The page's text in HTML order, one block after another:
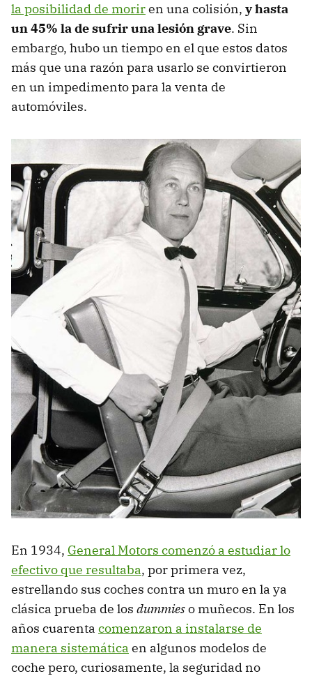
la posibilidad de moriren una colisión, y hasta
un 45% la de sufrir una lesión grave. Sin
embargo, hubo un tiempo en el que estos datos
más que una razón para usarlo se convirtieron
en un impedimento para la venta de
automóviles.
En 1934, General Motors comenzó a estudiar lo
efectivo que resultaba, por primera vez,
estrellando sus coches contra un muro en la ya
clásica prueba de los dummieso muñecos. En los
años cuarenta comenzaron a instalarse de
manera sistemática en algunos modelos de
coche pero, curiosamente, la seguridad no